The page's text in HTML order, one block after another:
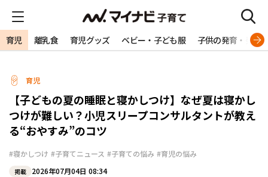
育児 離乳食 育児グッズ ベビー・子ども服 子供の発育・発達
育児
【子どもの夏の睡眠と寝かしつけ】なぜ夏は寝かし
つけが難しい？小児スリープコンサルタントが教え
る“おやすみ”のコツ
#寝かしつけ #子育てニュース #子育ての悩み #育児の悩み
掲載 2026年07月04日 08:34